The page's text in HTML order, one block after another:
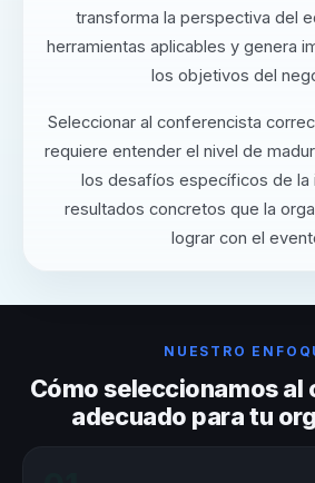
transforma la perspectiva del
herramientas aplicables y genera
los objetivos del
Seleccionar al conferencista
requiere entender el nivel de
los desafíos específicos de la
resultados concretos que la
lograr con el
NUESTRO
Cómo seleccionamos
adecuado para tu